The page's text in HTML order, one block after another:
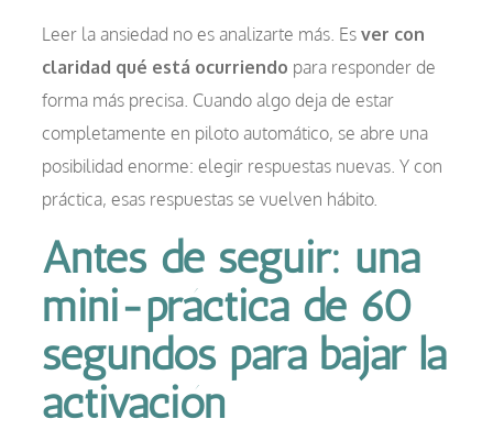
Leer la ansiedad no es analizarte más. Es ver con
claridad qué está ocurriendo para responder de
forma más precisa. Cuando algo deja de estar
completamente en piloto automático, se abre una
posibilidad enorme: elegir respuestas nuevas. Y con
práctica, esas respuestas se vuelven hábito.
Antes de seguir: una
mini-práctica de 60
segundos para bajar la
activación